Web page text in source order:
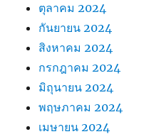
ตุลาคม 2024
กันยายน 2024
สิงหาคม 2024
กรกฎาคม 2024
มิถุนายน 2024
พฤษภาคม 2024
เมษายน 2024